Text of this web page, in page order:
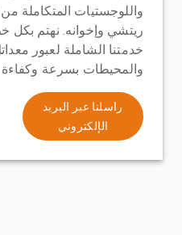
واللوجستيات المتكاملة
ريتشي وإخوانه. نهتم
خدمتنا الشاملة لعبور
والمحيطات بسرعة وكفاءة
راسلنا عبر البريد
الإلكتروني